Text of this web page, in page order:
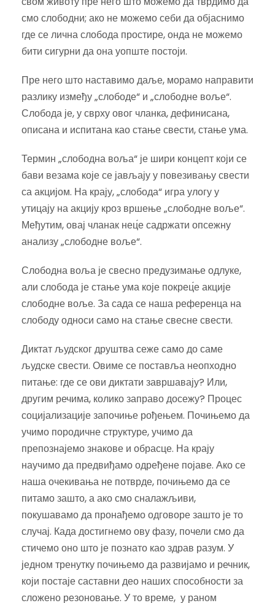
смо слободни; ако не можемо себи да објаснимо
где се лична слобода простире, онда не можемо
бити сигурни да она уопште постоји.
Пре него што наставимо даље, морамо направити
разлику између „слободе“ и „слободне воље“.
Слобода је, у сврху овог чланка, дефинисана,
описана и испитана као стање свести, стање ума.
Термин „слободна воља“ је шири концепт који се
бави везама које се јављају у повезивању свести
са акцијом. На крају, „слобода“ игра улогу у
утицају на акцију кроз вршење „слободне воље“.
Међутим, овај чланак нец́е садржати опсежну
анализу „слободне воље“.
Слободна воља је свесно предузимање одлуке,
али слобода је стање ума које покрец́е акције
слободне воље. За сада се наша референца на
слободу односи само на стање свесне свести.
Диктат људског друштва сеже само до саме
људске свести. Овиме се поставља неопходно
питање: где се ови диктати завршавају? Или,
другим речима, колико заправо досежу? Процес
социјализације започиње рођењем. Почињемо да
учимо породичне структуре, учимо да
препознајемо знакове и обрасце. На крају
научимо да предвиђамо одређене појаве. Ако се
наша очекивања не потврде, почињемо да се
питамо зашто, а ако смо сналажљиви,
покушавамо да пронађемо одговоре зашто је то
случај. Када достигнемо ову фазу, почели смо да
стичемо оно што је познато као здрав разум. У
једном тренутку почињемо да развијамо и речник,
који постаје саставни део наших способности за
сложено резоновање. У то време, у раном